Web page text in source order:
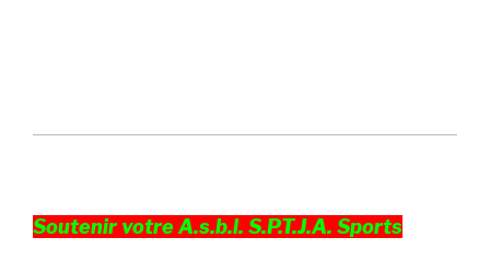
Soutenir votre A.s.b.l. S.P.T.J.A. Sports